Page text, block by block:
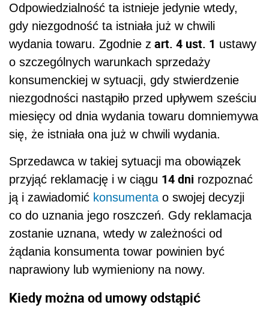
Odpowiedzialność ta istnieje jedynie wtedy,
gdy niezgodność ta istniała już w chwili
wydania towaru. Zgodnie z art. 4 ust. 1 ustawy
o szczególnych warunkach sprzedaży
konsumenckiej w sytuacji, gdy stwierdzenie
niezgodności nastąpiło przed upływem sześciu
miesięcy od dnia wydania towaru domniemywa
się, że istniała ona już w chwili wydania.
Sprzedawca w takiej sytuacji ma obowiązek
przyjąć reklamację i w ciągu 14 dni rozpoznać
ją i zawiadomić konsumenta o swojej decyzji
co do uznania jego roszczeń. Gdy reklamacja
zostanie uznana, wtedy w zależności od
żądania konsumenta towar powinien być
naprawiony lub wymieniony na nowy.
Kiedy można od umowy odstąpić